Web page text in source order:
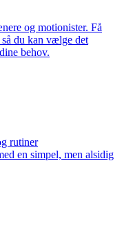
og motionister. Få
du kan vælge det
behov.
rutiner
en simpel, men alsidig